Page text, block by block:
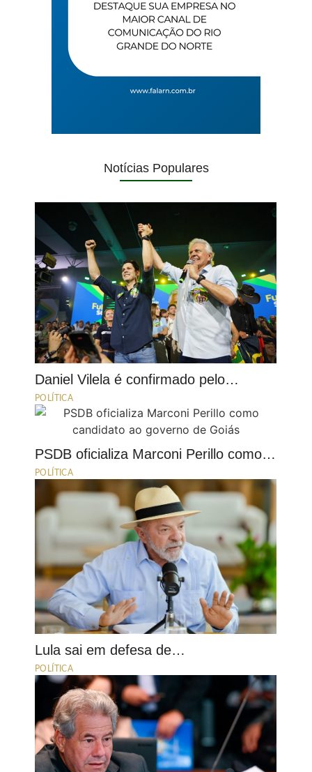
Notícias Populares
Daniel Vilela é confirmado pelo…
POLÍTICA
PSDB oficializa Marconi Perillo como…
POLÍTICA
Lula sai em defesa de…
POLÍTICA